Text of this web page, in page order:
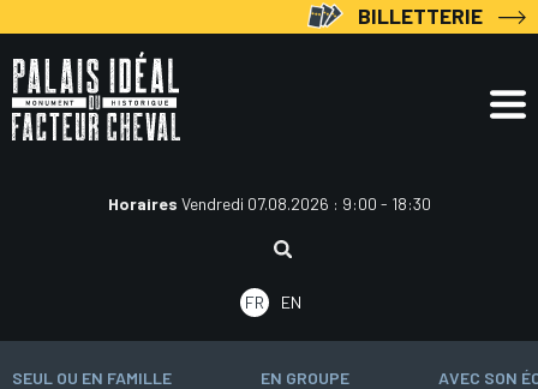
au
contenu
BILLETTERIE
Horaires Vendredi 07.08.2026 : 9:00 - 18:30
Rechercher
FR
EN
SEUL OU EN FAMILLE EN GROUPE AVEC SON